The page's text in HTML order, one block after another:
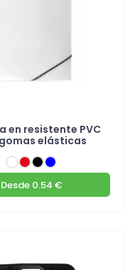
en resistente PVC
elásticas
Desde 0.54 €